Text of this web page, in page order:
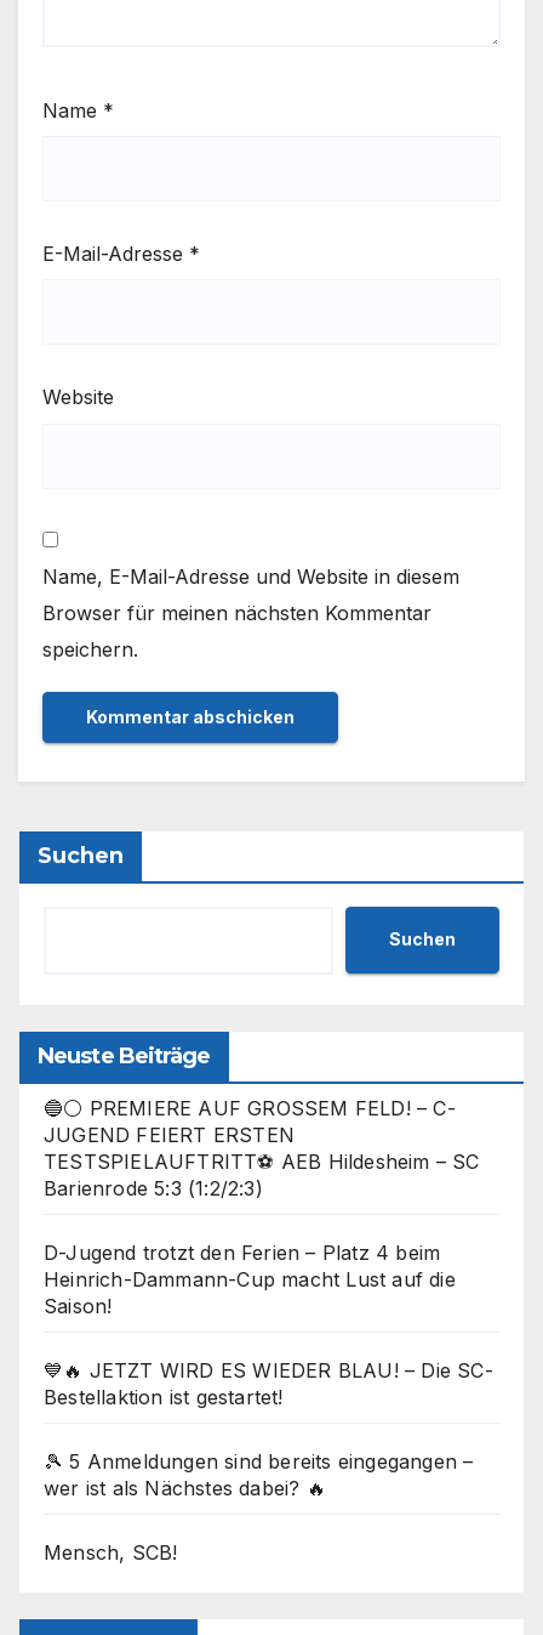
Name *
E-Mail-Adresse *
Website
Name, E-Mail-Adresse und Website in diesem
Browser für meinen nächsten Kommentar
speichern.
Suchen
Suchen
Neuste Beiträge
🔵⚪ PREMIERE AUF GROSSEM FELD! – C-
JUGEND FEIERT ERSTEN
TESTSPIELAUFTRITT⚽ AEB Hildesheim – SC
Barienrode 5:3 (1:2/2:3)
D-Jugend trotzt den Ferien – Platz 4 beim
Heinrich-Dammann-Cup macht Lust auf die
Saison!
💙🔥 JETZT WIRD ES WIEDER BLAU! – Die SC-
Bestellaktion ist gestartet!
🎾 5 Anmeldungen sind bereits eingegangen –
wer ist als Nächstes dabei? 🔥
Mensch, SCB!